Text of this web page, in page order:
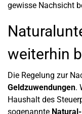
gewisse Nachsicht
weiterhin
Die Regelung zur
Geldzuwendungen.
Haushalt des
sogenannte